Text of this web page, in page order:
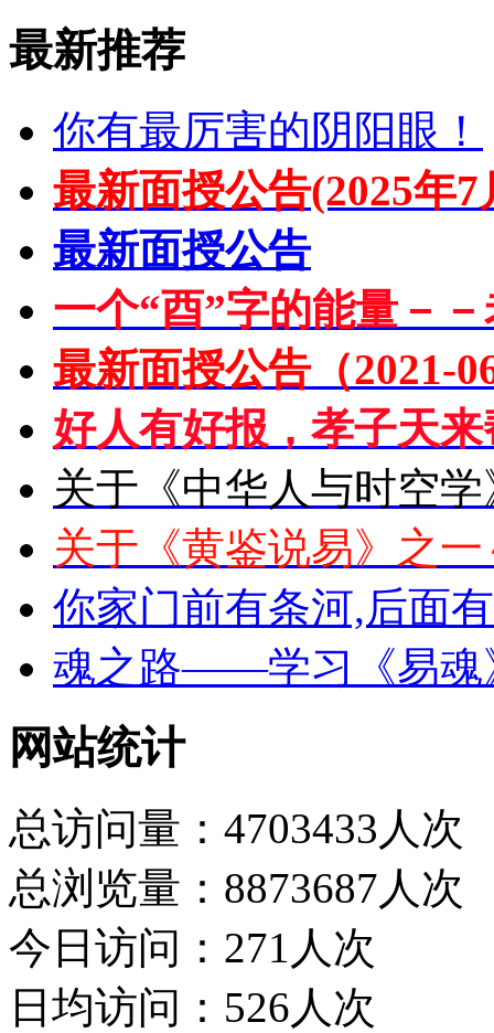
最新推荐
你有最厉害的阴阳眼！
最新面授公告(2025年
最新面授公告
一个“酉”字的能量－
最新面授公告（2021-
好人有好报，孝子天来
关于《中华人与时空
关于《黄鉴说易》之
你家门前有条河,后面
魂之路——学习《易
网站统计
总访问量：4703433人次
总浏览量：8873687人次
今日访问：271人次
日均访问：526人次